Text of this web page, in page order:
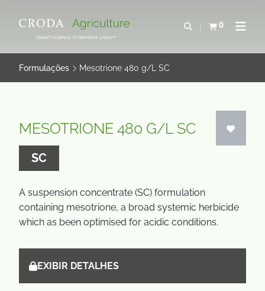
PARA
CONTEÚDO
PARA
MENU
SMART SCIENCE TO IMPROVE LIVES™
Abrir pesquisa
0
Exibir cestaAbrir
Formulações Mesotrione 480 g/L SC
MESOTRIONE 480 G/L SC
SC
A suspension concentrate (SC) formulation
containing mesotrione, a broad systemic herbicide
which as been optimised for acidic conditions.
EXIBIR DETALHES